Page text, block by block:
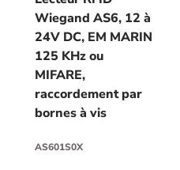
Wiegand AS6, 12 à
24V DC, EM MARIN
125 KHz ou
MIFARE,
raccordement par
bornes à vis
AS601S0X